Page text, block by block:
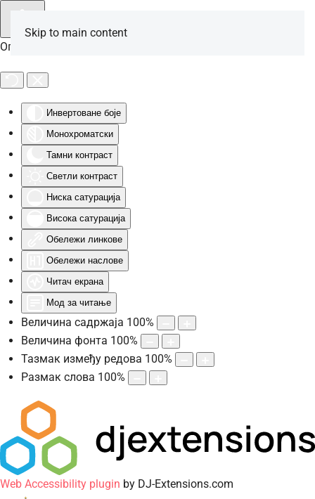
Опције за особе са инвалидитетом
Инвертоване боје
Монохроматски
Тамни контраст
Светли контраст
Ниска сатурација
Висока сатурација
Обележи линкове
Обележи наслове
Читач екрана
Мод за читање
Величина садржаја 100%
Величина фонта 100%
Тазмак између редова 100%
Размак слова 100%
Web Accessibility plugin by DJ-Extensions.com
Skip to main content